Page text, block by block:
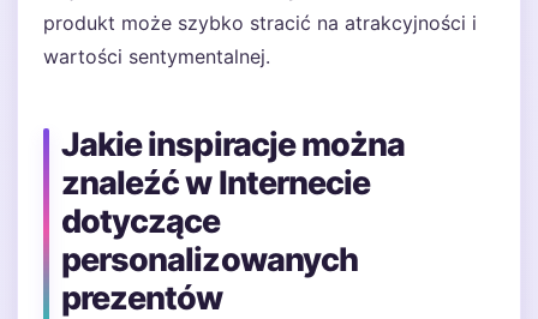
produkt może szybko stracić na atrakcyjności i
wartości sentymentalnej.
Jakie inspiracje można
znaleźć w Internecie
dotyczące
personalizowanych
prezentów